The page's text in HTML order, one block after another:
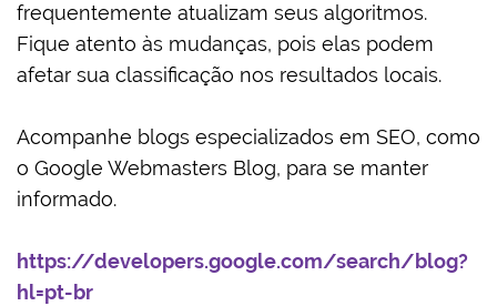
frequentemente atualizam seus algoritmos.
Fique atento às mudanças, pois elas podem
afetar sua classificação nos resultados locais.
Acompanhe blogs especializados em SEO, como
o Google Webmasters Blog, para se manter
informado.
https://developers.google.com/search/blog?
hl=pt-br